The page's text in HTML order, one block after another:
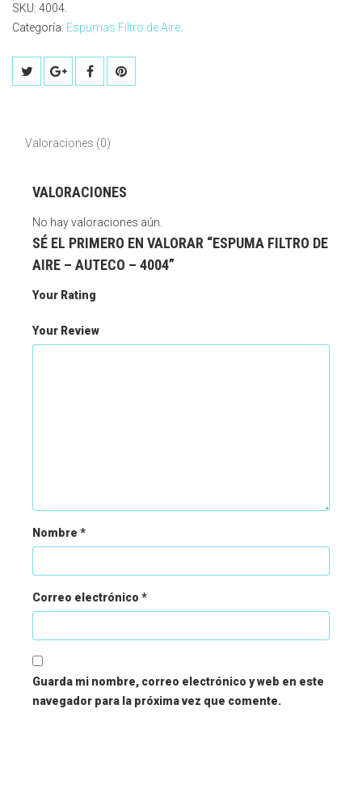
SKU: 4004
Categoría: Espumas Filtro de Aire
Valoraciones (0)
VALORACIONES
No hay valoraciones aún.
SÉ EL PRIMERO EN VALORAR “ESPUMA FILTRO DE
AIRE – AUTECO – 4004”
Your Rating
Your Review
Nombre *
Correo electrónico *
Guarda mi nombre, correo electrónico y web en este
navegador para la próxima vez que comente.